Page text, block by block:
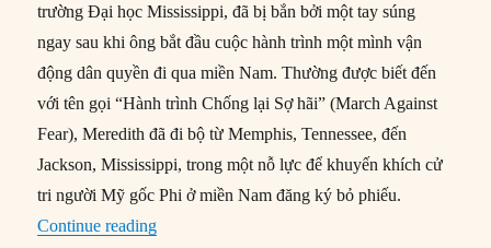
trường Đại học Mississippi, đã bị bắn bởi một tay súng
ngay sau khi ông bắt đầu cuộc hành trình một mình vận
động dân quyền đi qua miền Nam. Thường được biết đến
với tên gọi “Hành trình Chống lại Sợ hãi” (March Against
Fear), Meredith đã đi bộ từ Memphis, Tennessee, đến
Jackson, Mississippi, trong một nỗ lực để khuyến khích cử
tri người Mỹ gốc Phi ở miền Nam đăng ký bỏ phiếu.
Continue reading“06/06/1966: Nhà hoạt động dân quyền James